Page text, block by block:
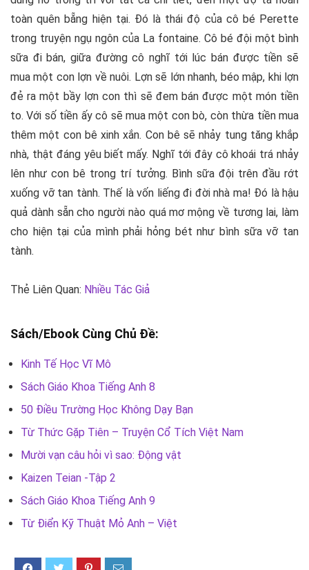
toàn quên bẵng hiện tại. Đó là thái độ của cô bé Perette
trong truyện ngụ ngôn của La fontaine. Cô bé đội một bình
sữa đi bán, giữa đường cô nghĩ tới lúc bán được tiền sẽ
mua một con lợn về nuôi. Lợn sẽ lớn nhanh, béo mập, khi lợn
đẻ ra một bầy lợn con thì sẽ đem bán được một món tiền
to. Với số tiền ấy cô sẽ mua một con bò, còn thừa tiền mua
thêm một con bê xinh xắn. Con bê sẽ nhảy tung tăng khắp
nhà, thật đáng yêu biết mấy. Nghĩ tới đây cô khoái trá nhảy
lên như con bê trong trí tưởng. Bình sữa đội trên đầu rớt
xuống vỡ tan tành. Thế là vốn liếng đi đời nhà ma! Đó là hậu
quả dành sẵn cho người nào quá mơ mộng về tương lai, làm
cho hiện tại của mình phải hỏng bét như bình sữa vỡ tan
tành.
Thẻ Liên Quan: Nhiều Tác Giả
Sách/Ebook Cùng Chủ Đề:
Kinh Tế Học Vĩ Mô
Sách Giáo Khoa Tiếng Anh 8
50 Điều Trường Học Không Dạy Bạn
Từ Thức Gặp Tiên – Truyện Cổ Tích Việt Nam
Mười vạn câu hỏi vì sao: Động vật
Kaizen Teian -Tập 2
Sách Giáo Khoa Tiếng Anh 9
Từ Điển Kỹ Thuật Mỏ Anh – Việt